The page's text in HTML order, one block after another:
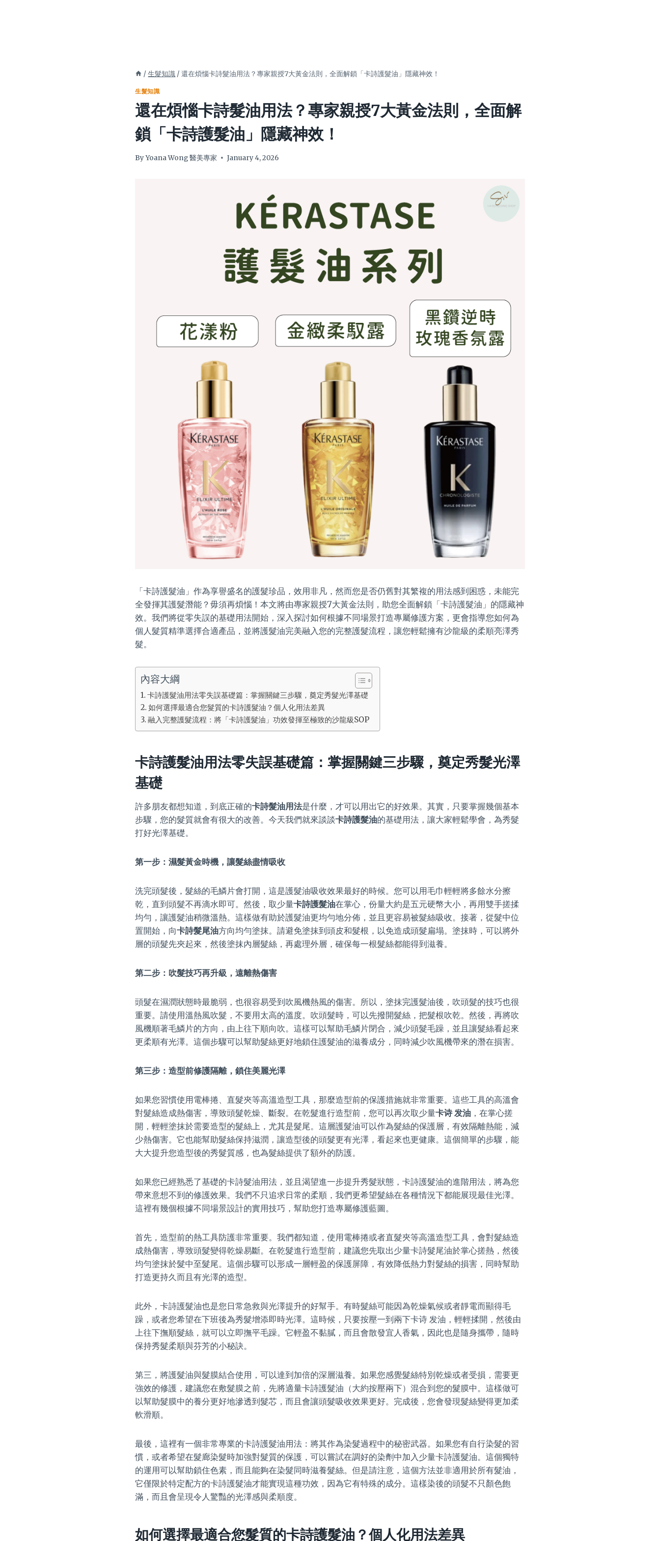
/ 生髮知識 / 還在煩惱卡詩髮油用法？專家親授7大黃金法則，全面解鎖「卡詩護髮油」隱藏神效！
生髮知識
還在煩惱卡詩髮油用法？專家親授7大黃金法則，全面解
鎖「卡詩護髮油」隱藏神效！
ByYoana Wong 醫美專家 January 4, 2026
「卡詩護髮油」作為享譽盛名的護髮珍品，效用非凡，然而您是否仍舊對其繁複的用法感到困惑，未能完
全發揮其護髮潛能？毋須再煩惱！本文將由專家親授7大黃金法則，助您全面解鎖「卡詩護髮油」的隱藏神
效。我們將從零失誤的基礎用法開始，深入探討如何根據不同場景打造專屬修護方案，更會指導您如何為
個人髮質精準選擇合適產品，並將護髮油完美融入您的完整護髮流程，讓您輕鬆擁有沙龍級的柔順亮澤秀
髮。
內容大綱
卡詩護髮油用法零失誤基礎篇：掌握關鍵三步驟，奠定秀髮光澤基礎
如何選擇最適合您髮質的卡詩護髮油？個人化用法差異
融入完整護髮流程：將「卡詩護髮油」功效發揮至極致的沙龍級SOP
卡詩護髮油用法零失誤基礎篇：掌握關鍵三步驟，奠定秀髮光澤
基礎
許多朋友都想知道，到底正確的卡詩髮油用法是什麼，才可以用出它的好效果。其實，只要掌握幾個基本
步驟，您的髮質就會有很大的改善。今天我們就來談談卡詩護髮油的基礎用法，讓大家輕鬆學會，為秀髮
打好光澤基礎。
第一步：濕髮黃金時機，讓髮絲盡情吸收
洗完頭髮後，髮絲的毛鱗片會打開，這是護髮油吸收效果最好的時候。您可以用毛巾輕輕將多餘水分擦
乾，直到頭髮不再滴水即可。然後，取少量卡詩護髮油在掌心，份量大約是五元硬幣大小，再用雙手搓揉
均勻，讓護髮油稍微溫熱。這樣做有助於護髮油更均勻地分佈，並且更容易被髮絲吸收。接著，從髮中位
置開始，向卡詩髮尾油方向均勻塗抹。請避免塗抹到頭皮和髮根，以免造成頭髮扁塌。塗抹時，可以將外
層的頭髮先夾起來，然後塗抹內層髮絲，再處理外層，確保每一根髮絲都能得到滋養。
第二步：吹髮技巧再升級，遠離熱傷害
頭髮在濕潤狀態時最脆弱，也很容易受到吹風機熱風的傷害。所以，塗抹完護髮油後，吹頭髮的技巧也很
重要。請使用溫熱風吹髮，不要用太高的溫度。吹頭髮時，可以先撥開髮絲，把髮根吹乾。然後，再將吹
風機順著毛鱗片的方向，由上往下順向吹。這樣可以幫助毛鱗片閉合，減少頭髮毛躁，並且讓髮絲看起來
更柔順有光澤。這個步驟可以幫助髮絲更好地鎖住護髮油的滋養成分，同時減少吹風機帶來的潛在損害。
第三步：造型前修護隔離，鎖住美麗光澤
如果您習慣使用電棒捲、直髮夾等高溫造型工具，那麼造型前的保護措施就非常重要。這些工具的高溫會
對髮絲造成熱傷害，導致頭髮乾燥、斷裂。在乾髮進行造型前，您可以再次取少量卡诗 发油 ，在掌心搓
開，輕輕塗抹於需要造型的髮絲上，尤其是髮尾。這層護髮油可以作為髮絲的保護層，有效隔離熱能，減
少熱傷害。它也能幫助髮絲保持滋潤，讓造型後的頭髮更有光澤，看起來也更健康。這個簡單的步驟，能
大大提升您造型後的秀髮質感，也為髮絲提供了額外的防護。
如果您已經熟悉了基礎的卡詩髮油用法，並且渴望進一步提升秀髮狀態，卡詩護髮油的進階用法，將為您
帶來意想不到的修護效果。我們不只追求日常的柔順，我們更希望髮絲在各種情況下都能展現最佳光澤。
這裡有幾個根據不同場景設計的實用技巧，幫助您打造專屬修護藍圖。
首先，造型前的熱工具防護非常重要。我們都知道，使用電棒捲或者直髮夾等高溫造型工具，會對髮絲造
成熱傷害，導致頭髮變得乾燥易斷。在乾髮進行造型前，建議您先取出少量卡詩髮尾油於掌心搓熱，然後
均勻塗抹於髮中至髮尾。這個步驟可以形成一層輕盈的保護屏障，有效降低熱力對髮絲的損害，同時幫助
打造更持久而且有光澤的造型。
此外，卡詩護髮油也是您日常急救與光澤提升的好幫手。有時髮絲可能因為乾燥氣候或者靜電而顯得毛
躁，或者您希望在下班後為秀髮增添即時光澤。這時候，只要按壓一到兩下卡诗 发油，輕輕揉開，然後由
上往下撫順髮絲，就可以立即撫平毛躁。它輕盈不黏膩，而且會散發宜人香氣，因此也是隨身攜帶，隨時
保持秀髮柔順與芬芳的小秘訣。
第三，將護髮油與髮膜結合使用，可以達到加倍的深層滋養。如果您感覺髮絲特別乾燥或者受損，需要更
強效的修護，建議您在敷髮膜之前，先將適量卡詩護髮油（大約按壓兩下）混合到您的髮膜中。這樣做可
以幫助髮膜中的養分更好地滲透到髮芯，而且會讓頭髮吸收效果更好。完成後，您會發現髮絲變得更加柔
軟滑順。
最後，這裡有一個非常專業的卡詩護髮油用法：將其作為染髮過程中的秘密武器。如果您有自行染髮的習
慣，或者希望在髮廊染髮時加強對髮質的保護，可以嘗試在調好的染劑中加入少量卡詩護髮油。這個獨特
的運用可以幫助鎖住色素，而且能夠在染髮同時滋養髮絲。但是請注意，這個方法並非適用於所有髮油，
它僅限於特定配方的卡詩護髮油才能實現這種功效，因為它有特殊的成分。這樣染後的頭髮不只顏色飽
滿，而且會呈現令人驚豔的光澤感與柔順度。
如何選擇最適合您髮質的卡詩護髮油？個人化用法差異